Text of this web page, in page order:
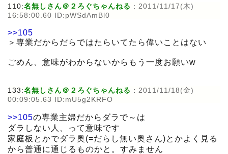
110:名無しさん＠２ろぐちゃんねる : 2011/11/17(木)
16:58:00.60 ID:pWSdAmBl0
>>105
＞専業だからだらではたらいてたら偉いことはない
ごめん、意味がわからないからもう一度お願いw
133:名無しさん＠２ろぐちゃんねる : 2011/11/18(金)
00:09:05.63 ID:mU5g2KRFO
>>105の専業主婦だからダラで～は
ダラしない人、って意味です
家庭板とかでダラ奥(=だらし無い奥さん)とかよく見る
から普通に通じるものかと。すみません